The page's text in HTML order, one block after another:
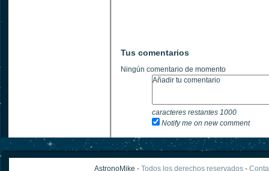
Tus comentarios
Ningún comentario de momento
caracteres restantes 1000
Notify me on new comment
AstronoMike - Todos los derechos reservados-